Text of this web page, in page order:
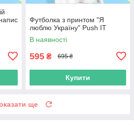
Футболка з принтом "Я
люблю Україну" Push IT
В наявності
595 ₴ 695 ₴
Купити
ще